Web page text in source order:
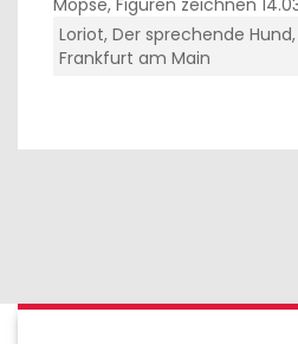
Loriot, Der sprechende
Frankfurt am Main